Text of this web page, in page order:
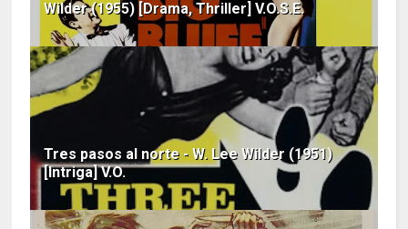
Wilder (1955) [Drama, Thriller] V.O.S.E.
Tres pasos al norte - W. Lee Wilder (1951)
[Intriga] V.O.